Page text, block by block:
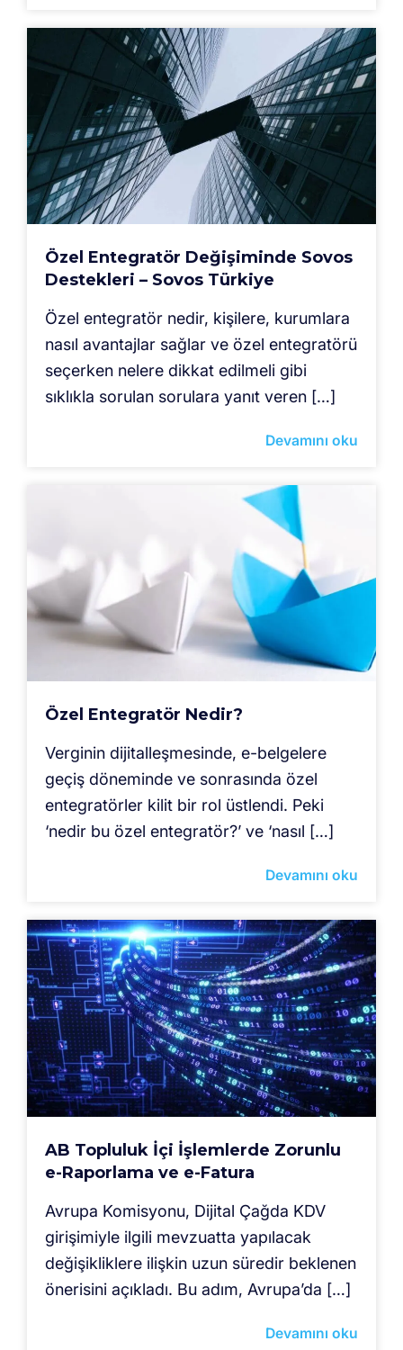
Özel Entegratör Değişiminde Sovos
Destekleri – Sovos Türkiye
Özel entegratör nedir, kişilere, kurumlara
nasıl avantajlar sağlar ve özel entegratörü
seçerken nelere dikkat edilmeli gibi
sıklıkla sorulan sorulara yanıt veren […]
Devamını oku
Özel Entegratör Nedir?
Verginin dijitalleşmesinde, e-belgelere
geçiş döneminde ve sonrasında özel
entegratörler kilit bir rol üstlendi. Peki
‘nedir bu özel entegratör?’ ve ‘nasıl […]
Devamını oku
AB Topluluk İçi İşlemlerde Zorunlu
e-Raporlama ve e-Fatura
Avrupa Komisyonu, Dijital Çağda KDV
girişimiyle ilgili mevzuatta yapılacak
değişikliklere ilişkin uzun süredir beklenen
önerisini açıkladı. Bu adım, Avrupa’da […]
Devamını oku